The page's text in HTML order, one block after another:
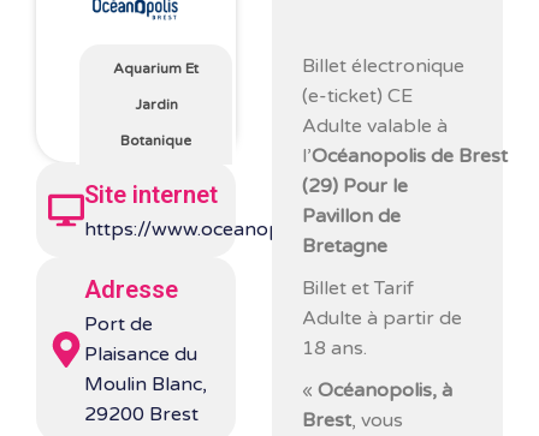
Aquarium Et
Jardin
Botanique
Site internet
https://www.oceanopolis.com/
Adresse
Port de
Plaisance du
Moulin Blanc,
29200 Brest
Billet électronique
(e-ticket) CE
Adulte valable à
l’Océanopolis de Brest
(29) Pour le
Pavillon de
Bretagne
Billet et Tarif
Adulte à partir de
18 ans.
«Océanopolis, à
Brest, vous